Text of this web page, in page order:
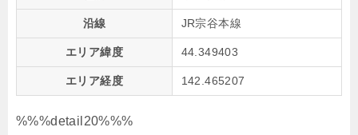
沿線 JR宗谷本線
エリア緯度 44.349403
エリア経度 142.465207
%%%detail20%%%